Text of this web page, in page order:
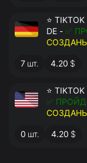
⭐
DE - ✅
7 шт. 4.20 $
⭐
✅
0 шт. 4.20 $